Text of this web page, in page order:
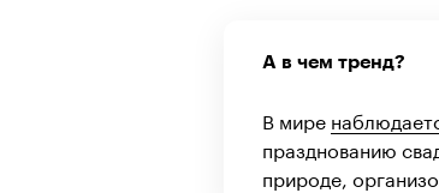
А в чем тренд?
В мире
празднованию
природе,